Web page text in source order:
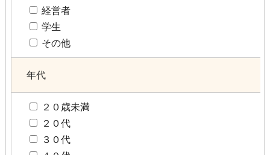
経営者
学生
その他
年代
２０歳未満
２０代
３０代